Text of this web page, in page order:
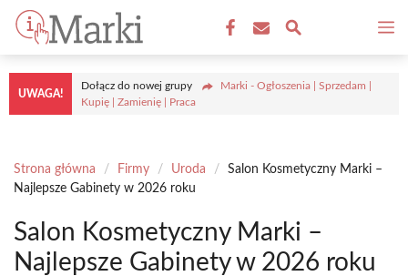
Przejdź
treści
UWAGA!
Dołącz do nowej grupy
Marki - Ogłoszenia | Sprzedam |
Kupię | Zamienię | Praca
Strona główna / Firmy / Uroda /
Salon Kosmetyczny Marki –
Najlepsze Gabinety w 2026 roku
Salon Kosmetyczny Marki –
Najlepsze Gabinety w 2026 roku